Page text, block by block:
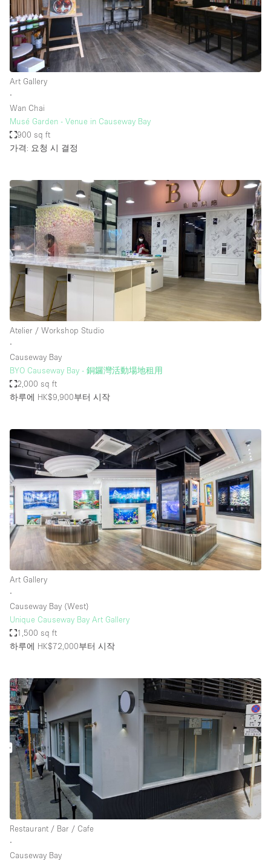
Art Gallery
∙
Wan Chai
Musé Garden - Venue in Causeway Bay
900 sq ft
가격: 요청 시 결정
Atelier / Workshop Studio
∙
Causeway Bay
BYO Causeway Bay - 銅鑼灣活動場地租用
2,000 sq ft
하루에 HK$9,900부터 시작
Art Gallery
∙
Causeway Bay (West)
Unique Causeway Bay Art Gallery
1,500 sq ft
하루에 HK$72,000부터 시작
Restaurant / Bar / Cafe
∙
Causeway Bay